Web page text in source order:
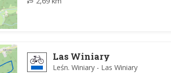
Las Winiary
Leśn. Winiary - Las Winiary